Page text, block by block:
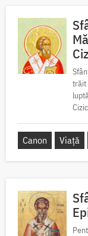
trăit
Canon Viață